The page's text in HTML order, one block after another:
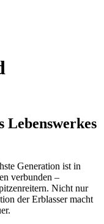
Lebenswerkes
Generation ist in
verbunden –
Nicht nur
der Erblasser macht